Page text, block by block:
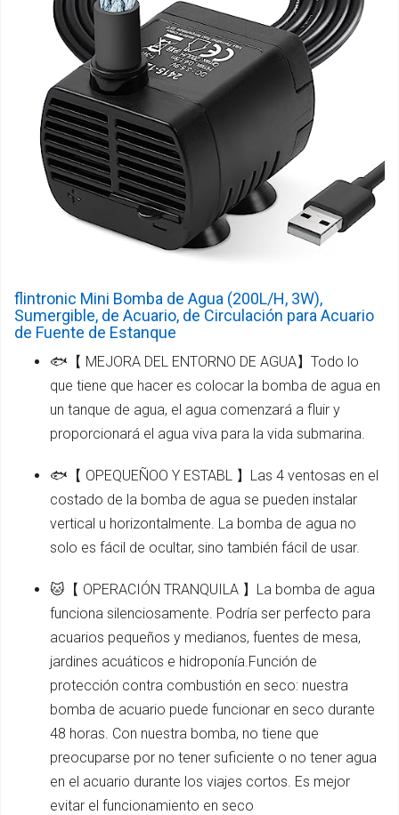
flintronic Mini Bomba de Agua (200L/H, 3W),
Sumergible, de Acuario, de Circulación para Acuario
de Fuente de Estanque
🐟【 MEJORA DEL ENTORNO DE AGUA】Todo lo
que tiene que hacer es colocar la bomba de agua en
un tanque de agua, el agua comenzará a fluir y
proporcionará el agua viva para la vida submarina.
🐟【 OPEQUEÑOO Y ESTABL 】Las 4 ventosas en el
costado de la bomba de agua se pueden instalar
vertical u horizontalmente. La bomba de agua no
solo es fácil de ocultar, sino también fácil de usar.
🐱【 OPERACIÓN TRANQUILA 】La bomba de agua
funciona silenciosamente. Podría ser perfecto para
acuarios pequeños y medianos, fuentes de mesa,
jardines acuáticos e hidroponía.Función de
protección contra combustión en seco: nuestra
bomba de acuario puede funcionar en seco durante
48 horas. Con nuestra bomba, no tiene que
preocuparse por no tener suficiente o no tener agua
en el acuario durante los viajes cortos. Es mejor
evitar el funcionamiento en seco